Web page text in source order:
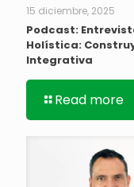
15 diciembre, 2025
Podcast:
Holística:
Integrativa
Read more